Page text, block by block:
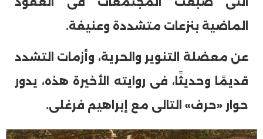
الماضية بنزعات متشددة وعنيفة.
عن معضلة التنوير والحرية، وأزمات التشدد
قديمًا وحديثًا، فى روايته الأخيرة هذه، يدور
حوار «حرف» التالى مع إبراهيم فرغلى.